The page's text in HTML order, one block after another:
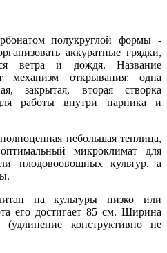
полукруглой формы -
аккуратные грядки,
ветра и дождя. Название
механизм открывания: одна
закрытая, вторая створка
работы внутри парника и
небольшая теплица,
микроклимат для
плодовоовощных культур, а
на культуры низко или
его достигает 85 см. Ширина
конструктивно не